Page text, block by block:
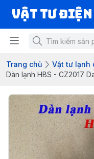
VẬT TƯ
Trang chủ Vật tư lạnh
Dàn lạnh HBS - CZ2017